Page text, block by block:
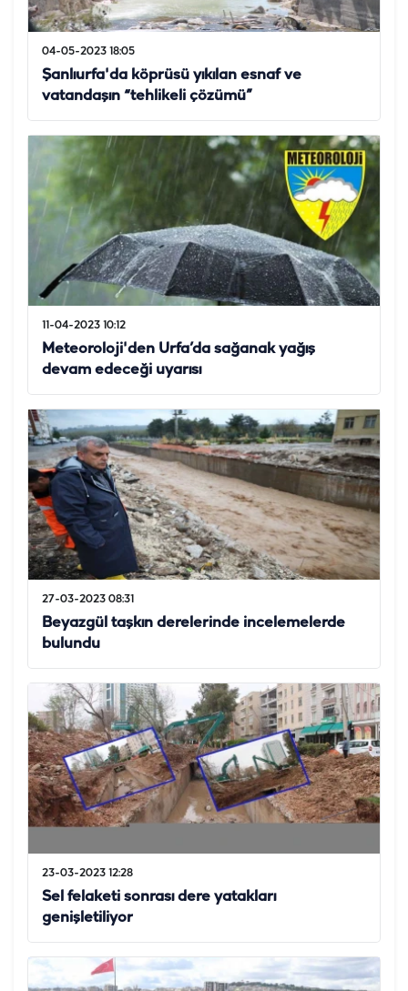
04-05-2023 18:05
Şanlıurfa'da köprüsü yıkılan esnaf ve
vatandaşın “tehlikeli çözümü”
11-04-2023 10:12
Meteoroloji'den Urfa’da sağanak yağış
devam edeceği uyarısı
27-03-2023 08:31
Beyazgül taşkın derelerinde incelemelerde
bulundu
23-03-2023 12:28
Sel felaketi sonrası dere yatakları
genişletiliyor